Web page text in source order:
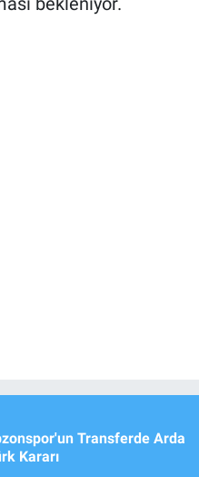
Transferde Arda
Kararı